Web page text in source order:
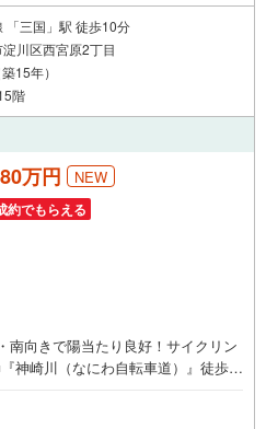
「三国」駅 徒歩10分
川区西宮原2丁目
15年）
階
万円 NEW
約でもらえる
南向きで陽当たり良好！サイクリン
神崎川（なにわ自転車道）』徒歩1
原店」まで徒歩6分！■「ウエルシ